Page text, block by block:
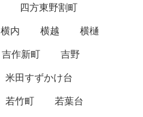
四方東野割町
横内 横越
横樋
吉作新町
吉野
米田すずかけ台
若竹町
若葉台